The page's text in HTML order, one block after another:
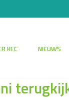
KEC NIEUWS